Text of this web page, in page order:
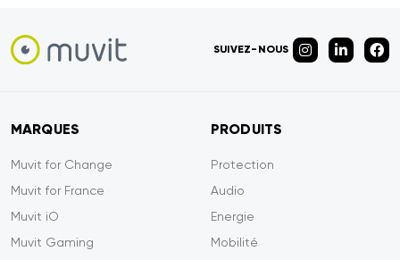
SUIVEZ-NOUS
MARQUES
Muvit for Change
Muvit for France
Muvit iO
Muvit Gaming
PRODUITS
Protection
Audio
Energie
Mobilité